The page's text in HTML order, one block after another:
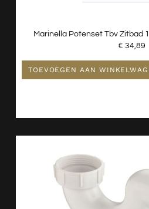
Marinella Potenset Tbv Zitbad
€ 34,89
TOEVOEGEN AAN